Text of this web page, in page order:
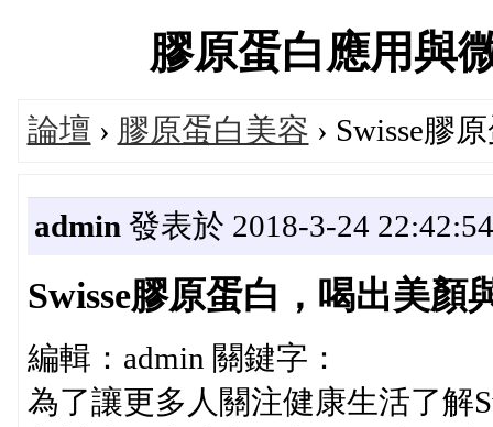
膠原蛋白應用與
論壇 › 膠原蛋白美容 › Swisse膠
admin 發表於 2018-3-24 22:42:54
Swisse膠原蛋白，喝出美顏
編輯：admin 關鍵字：
為了讓更多人關注健康生活了解